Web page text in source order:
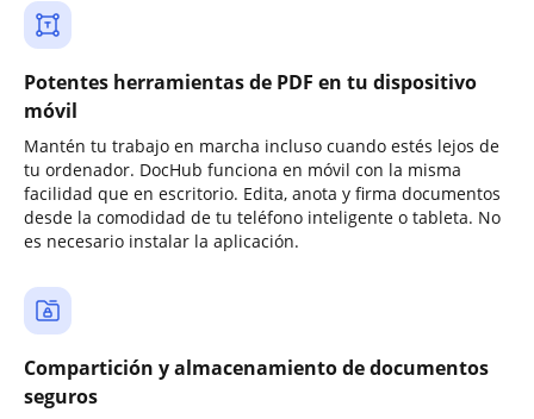
Potentes herramientas de PDF en tu dispositivo
móvil
Mantén tu trabajo en marcha incluso cuando estés lejos de
tu ordenador. DocHub funciona en móvil con la misma
facilidad que en escritorio. Edita, anota y firma documentos
desde la comodidad de tu teléfono inteligente o tableta. No
es necesario instalar la aplicación.
Compartición y almacenamiento de documentos
seguros